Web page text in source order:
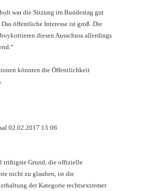
war die Sitzung im Bundestag gut
Das öffentliche Interesse ist groß. Die
diesen Ausschuss allerdings
könnten die Öffentlichkeit
02.02.2017 13:06
triftigste Grund, die offizielle
nicht zu glauben, ist die
der Kategorie rechtsextremer